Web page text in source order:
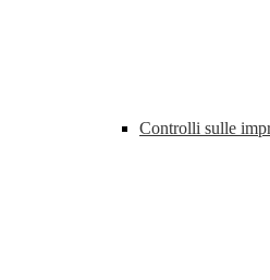
Controlli sulle